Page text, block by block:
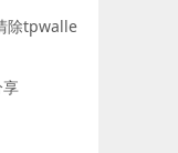
除tpwalle